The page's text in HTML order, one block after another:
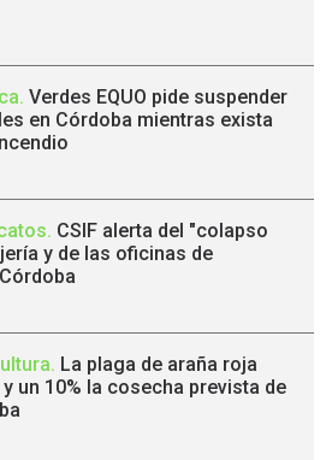
. Verdes EQUO pide suspender
en Córdoba mientras exista
. CSIF alerta del "colapso
y de las oficinas de
. La plaga de araña roja
un 10% la cosecha prevista de